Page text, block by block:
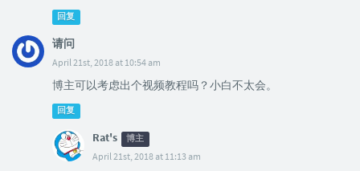
回复
请问
April 21st, 2018 at 10:54 am
博主可以考虑出个视频教程吗？小白不太会。
回复
Rat's 博主
April 21st, 2018 at 11:13 am